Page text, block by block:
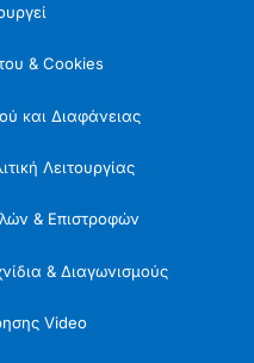
& Cookies
και Διαφάνειας
Λειτουργίας
& Επιστροφών
& Διαγωνισμούς
Video